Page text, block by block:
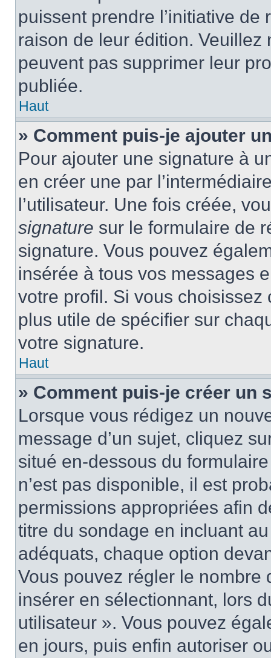
puissent prendre l’initiative
raison de leur édition.
peuvent pas supprimer leur
publiée.
Haut
» Comment puis-je ajouter
Pour ajouter une signature à
en créer une par
l’utilisateur. Une fois créée,
signature sur le formulaire de
signature. Vous pouvez
insérée à tous vos messages
votre profil. Si vous
plus utile de spécifier sur
votre signature.
Haut
» Comment puis-je créer un
Lorsque vous rédigez un
message d’un sujet, cliquez
situé en-dessous du
n’est pas disponible, il est
permissions appropriées afin
titre du sondage en incluant
adéquats, chaque option
Vous pouvez régler le nombre
insérer en sélectionnant, lors
utilisateur ». Vous pouvez
en jours, puis enfin autoriser